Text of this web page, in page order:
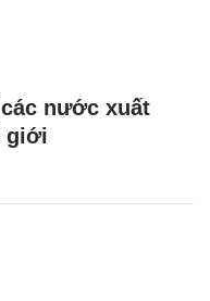
nước xuất
giới